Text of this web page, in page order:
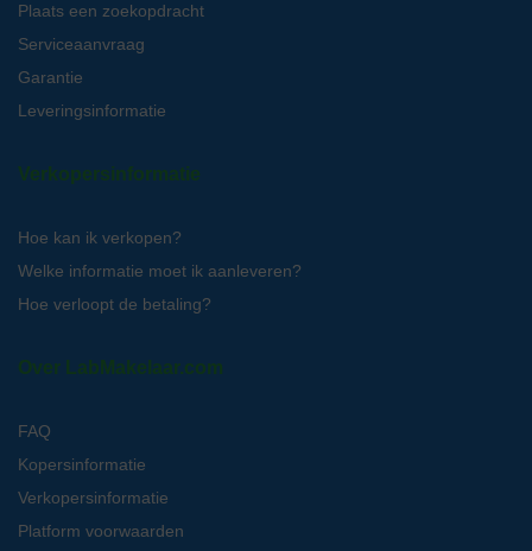
Plaats een zoekopdracht
Serviceaanvraag
Garantie
Leveringsinformatie
Verkopersinformatie
Hoe kan ik verkopen?
Welke informatie moet ik aanleveren?
Hoe verloopt de betaling?
Over LabMakelaar.com
FAQ
Kopersinformatie
Verkopersinformatie
Platform voorwaarden